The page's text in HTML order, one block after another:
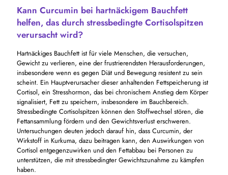
Kann Curcumin bei hartnäckigem Bauchfett
helfen, das durch stressbedingte Cortisolspitzen
verursacht wird?
Hartnäckiges Bauchfett ist für viele Menschen, die versuchen,
Gewicht zu verlieren, eine der frustrierendsten Herausforderungen,
insbesondere wenn es gegen Diät und Bewegung resistent zu sein
scheint. Ein Hauptverursacher dieser anhaltenden Fettspeicherung ist
Cortisol, ein Stresshormon, das bei chronischem Anstieg dem Körper
signalisiert, Fett zu speichern, insbesondere im Bauchbereich.
Stressbedingte Cortisolspitzen können den Stoffwechsel stören, die
Fettansammlung fördern und den Gewichtsverlust erschweren.
Untersuchungen deuten jedoch darauf hin, dass Curcumin, der
Wirkstoff in Kurkuma, dazu beitragen kann, den Auswirkungen von
Cortisol entgegenzuwirken und den Fettabbau bei Personen zu
unterstützen, die mit stressbedingter Gewichtszunahme zu kämpfen
haben.